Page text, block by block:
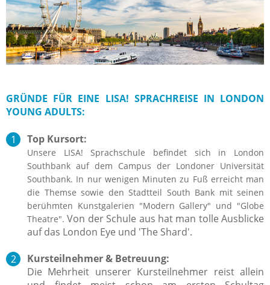
GRÜNDE FÜR EINE LISA! SPRACHREISE IN LONDON
YOUNG ADULTS:
Top Kursort:
Unsere LISA! Sprachschule befindet sich in London
Southbank auf dem Campus der Londoner Universität
Southbank. In nur wenigen Minuten zu Fuß erreicht man
die Themse sowie den Stadtteil South Bank mit seinen
berühmten Kunstgalerien "Modern Gallery" und "Globe
Theatre".Von der Schule aus hat man tolle Ausblicke
auf das London Eye und 'The Shard'.
Kursteilnehmer & Betreuung:
Die Mehrheit unserer Kursteilnehmer reist allein